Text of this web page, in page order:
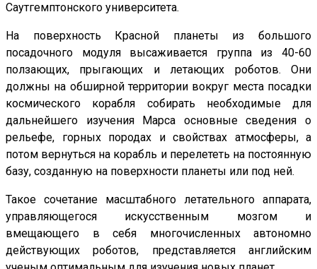
Саутгемптонского университета.
На поверхность Красной планеты из большого
посадочного модуля высаживается группа из 40-60
ползающих, прыгающих и летающих роботов. Они
должны на обширной территории вокруг места посадки
космического корабля собирать необходимые для
дальнейшего изучения Марса основные сведения о
рельефе, горных породах и свойствах атмосферы, а
потом вернуться на корабль и перелететь на постоянную
базу, созданную на поверхности планеты или под ней.
Такое сочетание масштабного летательного аппарата,
управляющегося искусственным мозгом и
вмещающего в себя многочисленных автономно
действующих роботов, представляется английским